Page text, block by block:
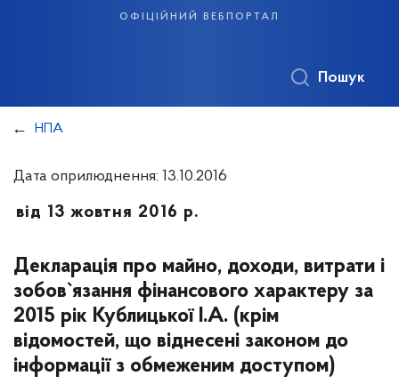
офіційний вебпортал
Пошук
НПА
Дата оприлюднення: 13.10.2016
від 13 жовтня 2016 р.
Декларація про майно, доходи, витрати і
зобов`язання фінансового характеру за
2015 рік Кублицької І.А. (крім
відомостей, що віднесені законом до
інформації з обмеженим доступом)